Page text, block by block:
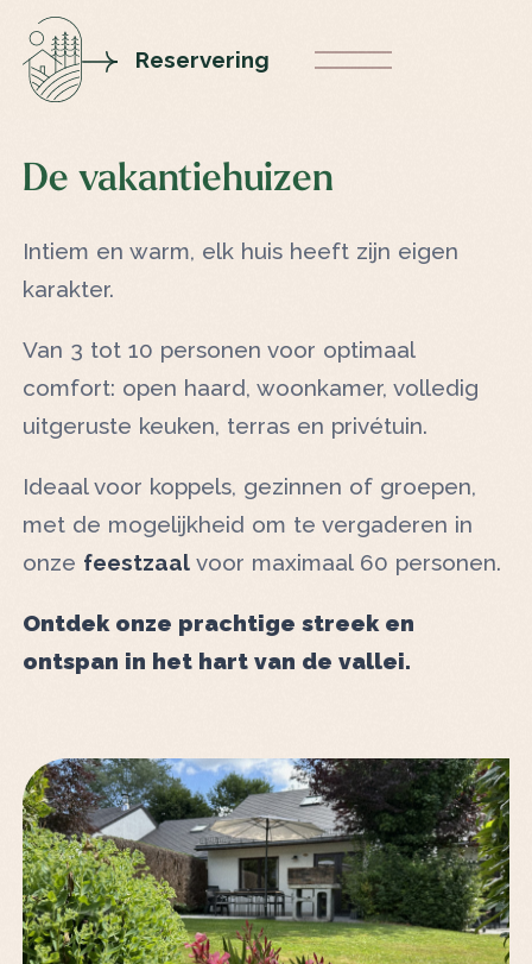
Reservering
De vakantiehuizen
Intiem en warm, elk huis heeft zijn eigen
karakter.
Van 3 tot 10 personen voor optimaal
comfort: open haard, woonkamer, volledig
uitgeruste keuken, terras en privétuin.
Ideaal voor koppels, gezinnen of groepen,
met de mogelijkheid om te vergaderen in
onze feestzaalvoor maximaal 60 personen.
Ontdek onze prachtige streek en
ontspan in het hart van de vallei.